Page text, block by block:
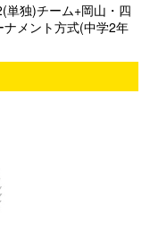
単独)チーム+岡山・四
メント方式(中学2年